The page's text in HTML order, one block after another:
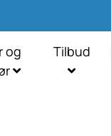
og
Tilbud